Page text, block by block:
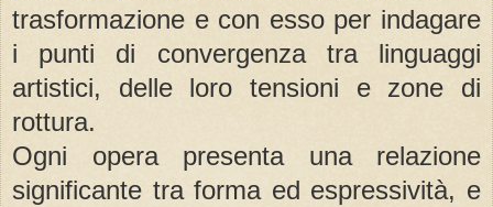
trasformazione e con esso per indagare
i punti di convergenza tra linguaggi
artistici, delle loro tensioni e zone di
rottura.
Ogni opera presenta una relazione
significante tra forma ed espressività, e